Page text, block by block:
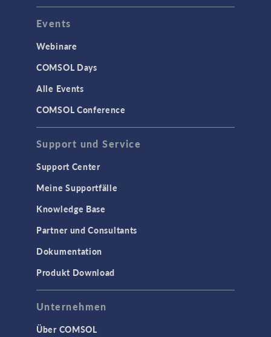
AKUSTIK
Akustik & Schwingungen
Materialmodelle
MEMS & Piezoelektrische Elemente
WISSENSCHAFT AKTUELL
TAGS
3D-Druck
AC/DC Module
Acoustics Module
Ausgewählte Wissenschaftler
Battery Design Module
Bioengineering
CFD Module
Events
Webinare
COMSOL Days
Alle Events
COMSOL Conference
Support und Service
Support Center
Meine Supportfälle
Knowledge Base
Partner und Consultants
Dokumentation
Produkt Download
Unternehmen
Über COMSOL